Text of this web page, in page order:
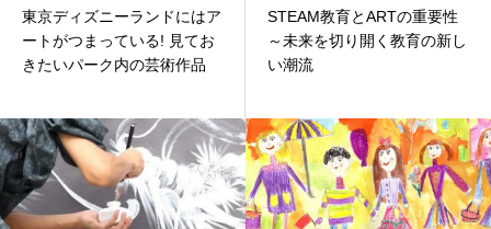
東京ディズニーランドにはア
ートがつまっている! 見てお
きたいパーク内の芸術作品
STEAM教育とARTの重要性
～未来を切り開く教育の新し
い潮流